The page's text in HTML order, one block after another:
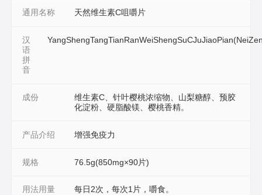
通用名称 天然维生素C咀嚼片
汉
语
拼
音
成份
维生素C、针叶樱桃浓缩物、山梨糖醇、预胶
化淀粉、硬脂酸镁、樱桃香精。
产品介绍 增强免疫力
规格 76.5g(850mg×90片)
用法用量 每日2次，每次1片，嚼食。